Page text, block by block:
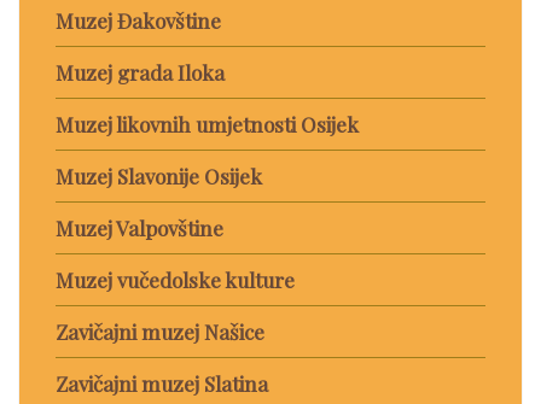
Muzej Đakovštine
Muzej grada Iloka
Muzej likovnih umjetnosti Osijek
Muzej Slavonije Osijek
Muzej Valpovštine
Muzej vučedolske kulture
Zavičajni muzej Našice
Zavičajni muzej Slatina